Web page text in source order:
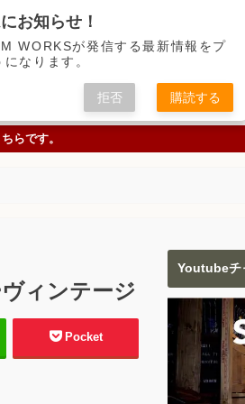
お買い物
ONLINE STORE
色落ち研究
STUDY ABOUT JEANS
らです。
ィンテージ
Pocket
Youtubeチ
お知らせ！
WORKSが発信する最新情報をプ
なります。
拒否 購読する